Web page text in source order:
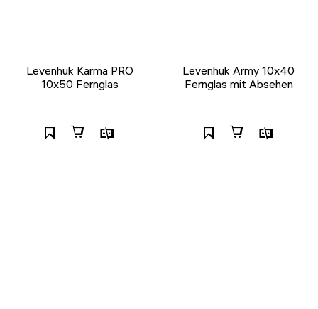
Levenhuk Karma PRO
10x50 Fernglas
Levenhuk Army 10x40
Fernglas mit Absehen